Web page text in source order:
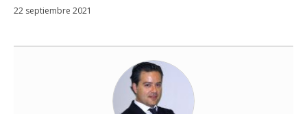
22 septiembre 2021